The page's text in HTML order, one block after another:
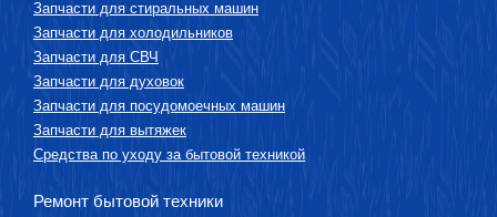
Запчасти для стиральных машин
Запчасти для холодильников
Запчасти для СВЧ
Запчасти для духовок
Запчасти для посудомоечных машин
Запчасти для вытяжек
Средства по уходу за бытовой техникой
Ремонт бытовой техники